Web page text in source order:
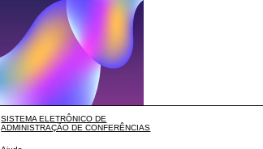
SISTEMA ELETRÔNICO DE
ADMINISTRAÇÃO DE CONFERÊNCIAS